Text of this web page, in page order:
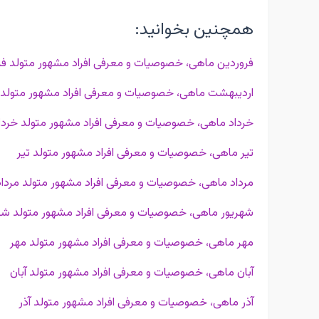
همچنین بخوانید:
فروردین ماهی، خصوصیات و معرفی افراد مشهور متولد
اردیبهشت ماهی، خصوصیات و معرفی افراد مشهور
خرداد ماهی، خصوصیات و معرفی افراد مشهور متولد
تیر ماهی، خصوصیات و معرفی افراد مشهور متولد تیر
مرداد ماهی، خصوصیات و معرفی افراد مشهور متولد
شهریور ماهی، خصوصیات و معرفی افراد مشهور متولد
مهر ماهی، خصوصیات و معرفی افراد مشهور متولد مهر
آبان ماهی، خصوصیات و معرفی افراد مشهور متولد آبان
آذر ماهی، خصوصیات و معرفی افراد مشهور متولد آذر